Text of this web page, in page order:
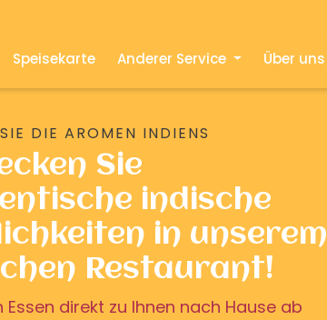
Speisekarte Anderer Service Über uns
DIE AROMEN INDIENS
Sie
indische
in unserem
Restaurant!
Essen direkt zu Ihnen nach Hause ab